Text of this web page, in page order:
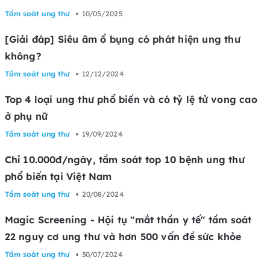
Tầm soát ung thư 10/05/2025
[Giải đáp] Siêu âm ổ bụng có phát hiện ung thư
không?
Tầm soát ung thư 12/12/2024
Top 4 loại ung thư phổ biến và có tỷ lệ tử vong cao
ở phụ nữ
Tầm soát ung thư 19/09/2024
Chỉ 10.000đ/ngày, tầm soát top 10 bệnh ung thư
phổ biến tại Việt Nam
Tầm soát ung thư 20/08/2024
Magic Screening - Hội tụ "mắt thần y tế" tầm soát
22 nguy cơ ung thư và hơn 500 vấn đề sức khỏe
Tầm soát ung thư 30/07/2024